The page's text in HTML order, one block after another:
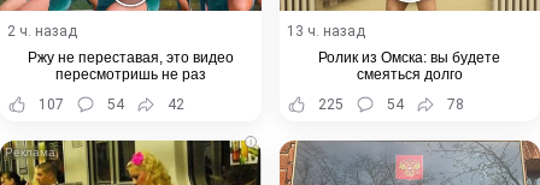
2 ч. назад
Ржу не переставая, это видео
пересмотришь не раз
107
54 42
13 ч. назад
Ролик из Омска: вы будете
смеяться долго
225
54 78
i